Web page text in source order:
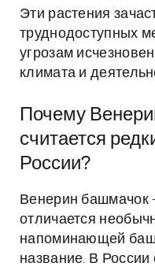
Эти растения
труднодоступных
угрозам
климата и
Почему
считается
России?
Венерин башмачок
отличается
напоминающей
название. В России